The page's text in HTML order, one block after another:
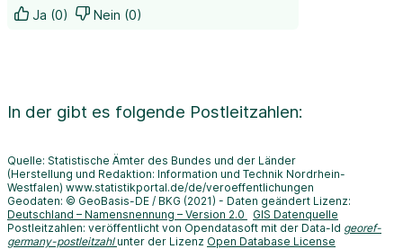
Ja (0) Nein (0)
In der gibt es folgende Postleitzahlen:
Quelle: Statistische Ämter des Bundes und der Länder
(Herstellung und Redaktion: Information und Technik Nordrhein-
Westfalen) www.statistikportal.de/de/veroeffentlichungen
Geodaten: © GeoBasis-DE / BKG (2021) - Daten geändert Lizenz:
Deutschland – Namensnennung – Version 2.0
GIS Datenquelle
Postleitzahlen: veröffentlicht von Opendatasoft mit der Data-Id georef-
germany-postleitzahl unter der Lizenz Open Database License